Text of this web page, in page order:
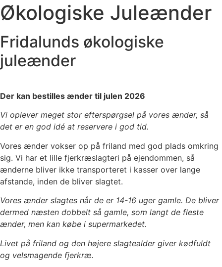
Økologiske Juleænder
Fridalunds økologiske
juleænder
Der kan bestilles ænder til julen 2026
Vi oplever meget stor efterspørgsel på vores ænder, så
det er en god idé at reservere i god tid.
Vores ænder vokser op på friland med god plads omkring
sig. Vi har et lille fjerkræslagteri på ejendommen, så
ænderne bliver ikke transporteret i kasser over lange
afstande, inden de bliver slagtet.
Vores ænder slagtes når de er 14-16 uger gamle. De bliver
dermed næsten dobbelt så gamle, som langt de fleste
ænder, men kan købe i supermarkedet.
Livet på friland og den højere slagtealder giver kødfuldt
og velsmagende fjerkræ.